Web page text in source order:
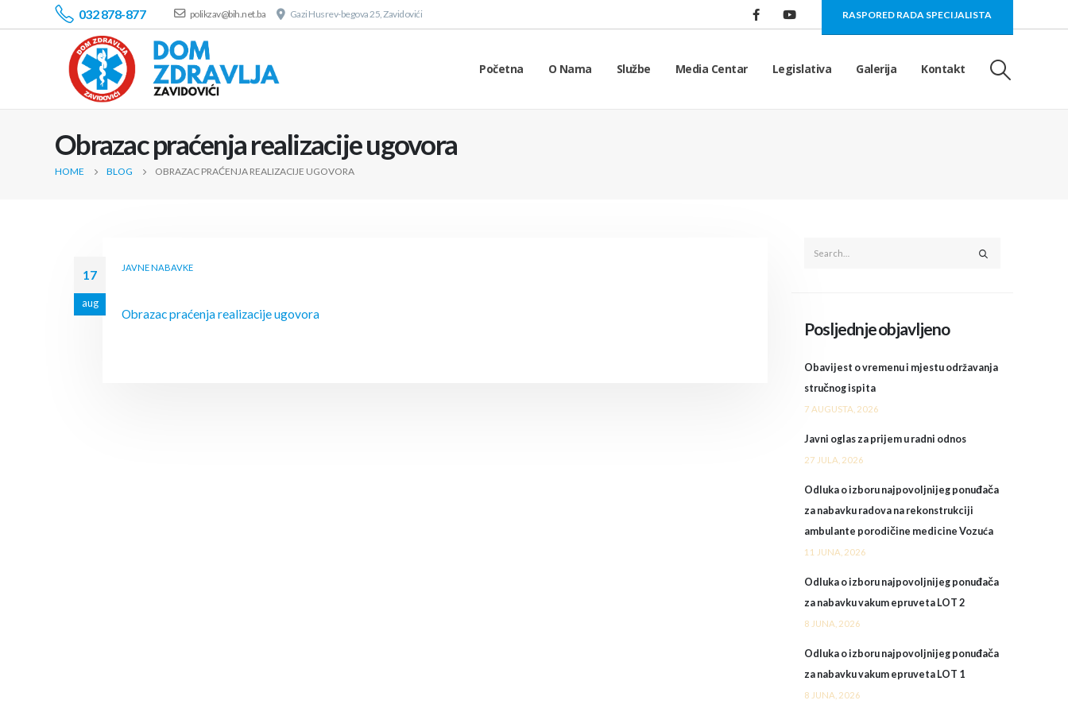
032 878-877 polikzav@bih.net.ba Gazi Husrev-begova 25, Zavidovići RASPORED RADA SPECIJALISTA
Početna O Nama Službe Media Centar Legislativa Galerija Kontakt
Obrazac praćenja realizacije ugovora
HOME BLOG OBRAZAC PRAĆENJA REALIZACIJE UGOVORA
17
aug
JAVNE NABAVKE
Obrazac praćenja realizacije ugovora
Posljednje objavljeno
Obavijest o vremenu i mjestu održavanja
stručnog ispita
7 AUGUSTA, 2026
Javni oglas za prijem u radni odnos
27 JULA, 2026
Odluka o izboru najpovoljnijeg ponuđača
za nabavku radova na rekonstrukciji
ambulante porodičine medicine Vozuća
11 JUNA, 2026
Odluka o izboru najpovoljnijeg ponuđača
za nabavku vakum epruveta LOT 2
8 JUNA, 2026
Odluka o izboru najpovoljnijeg ponuđača
za nabavku vakum epruveta LOT 1
8 JUNA, 2026